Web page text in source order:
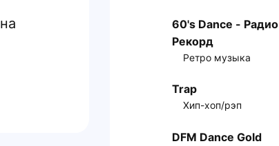
60's Dance - Радио
Рекорд
Ретро музыка
Trap
Хип-хоп/рэп
DFM Dance Gold